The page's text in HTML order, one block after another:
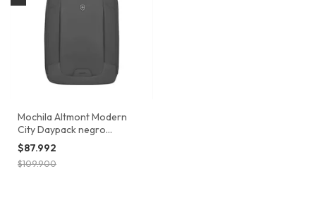
Mochila Altmont Modern
City Daypack negro
Victorinox
$87.992
$109.900